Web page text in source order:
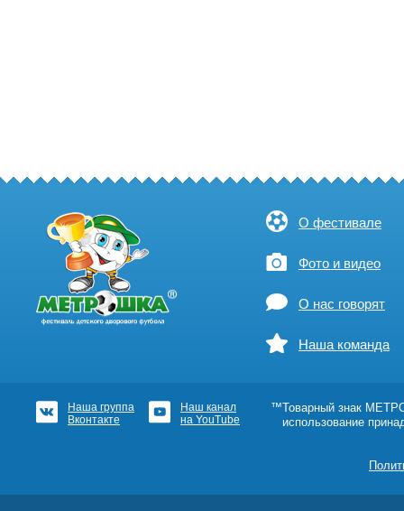
О фестивале
Фото и видео
О нас говорят
Наша команда
Наша группа
Вконтакте
Наш канал
на YouTube
™Товарный знак
использование